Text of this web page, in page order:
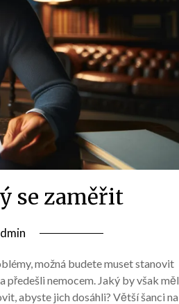
se zaměřit
možná budete muset stanovit
nemocem. Jaký by však měl
abyste jich dosáhli? Větší šanci na